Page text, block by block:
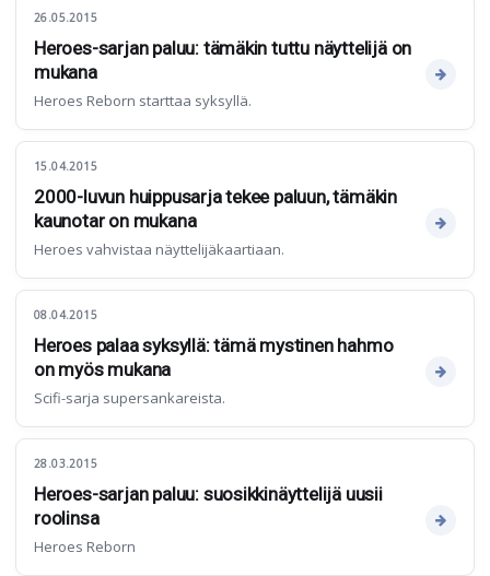
26.05.2015
Heroes-sarjan paluu: tämäkin tuttu näyttelijä on
mukana
Heroes Reborn starttaa syksyllä.
15.04.2015
2000-luvun huippusarja tekee paluun, tämäkin
kaunotar on mukana
Heroes vahvistaa näyttelijäkaartiaan.
08.04.2015
Heroes palaa syksyllä: tämä mystinen hahmo
on myös mukana
Scifi-sarja supersankareista.
28.03.2015
Heroes-sarjan paluu: suosikkinäyttelijä uusii
roolinsa
Heroes Reborn